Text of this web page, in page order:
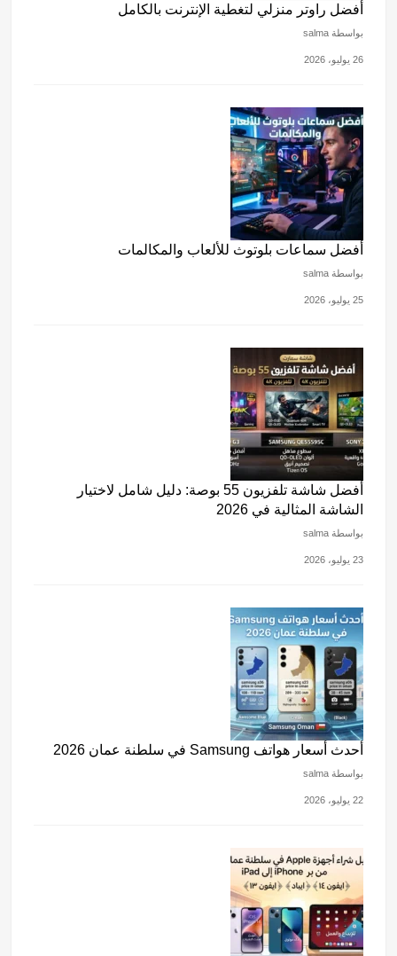
أفضل راوتر منزلي لتغطية الإنترنت بالكامل
بواسطة salma
26 يوليو، 2026
أفضل سماعات بلوتوث للألعاب والمكالمات
بواسطة salma
25 يوليو، 2026
أفضل شاشة تلفزيون 55 بوصة: دليل شامل لاختيار
الشاشة المثالية في 2026
بواسطة salma
23 يوليو، 2026
أحدث أسعار هواتف Samsung في سلطنة عمان 2026
بواسطة salma
22 يوليو، 2026